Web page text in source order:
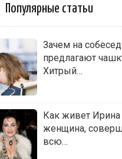
Популярные статьи
Зачем на
предлагают
Хитрый…
Как живет Ирина
женщина,
всю…